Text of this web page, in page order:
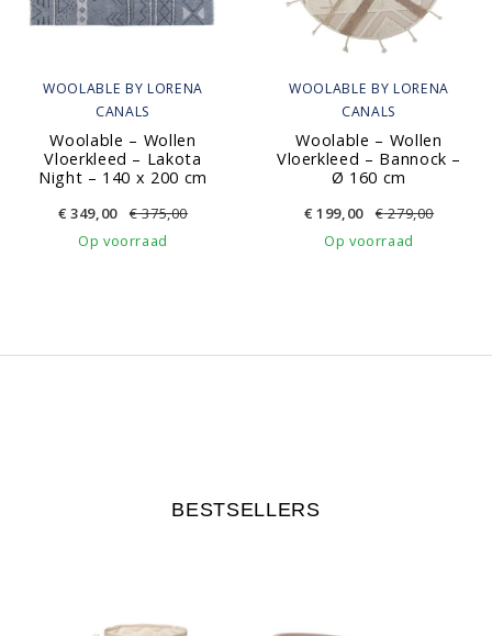
WOOLABLE BY LORENA
CANALS
Woolable – Wollen
Vloerkleed – Lakota
Night – 140 x 200 cm
€ 349,00 €375,00
Op voorraad
WOOLABLE BY LORENA
CANALS
Woolable – Wollen
Vloerkleed – Bannock –
Ø 160 cm
€ 199,00 €279,00
Op voorraad
BESTSELLERS